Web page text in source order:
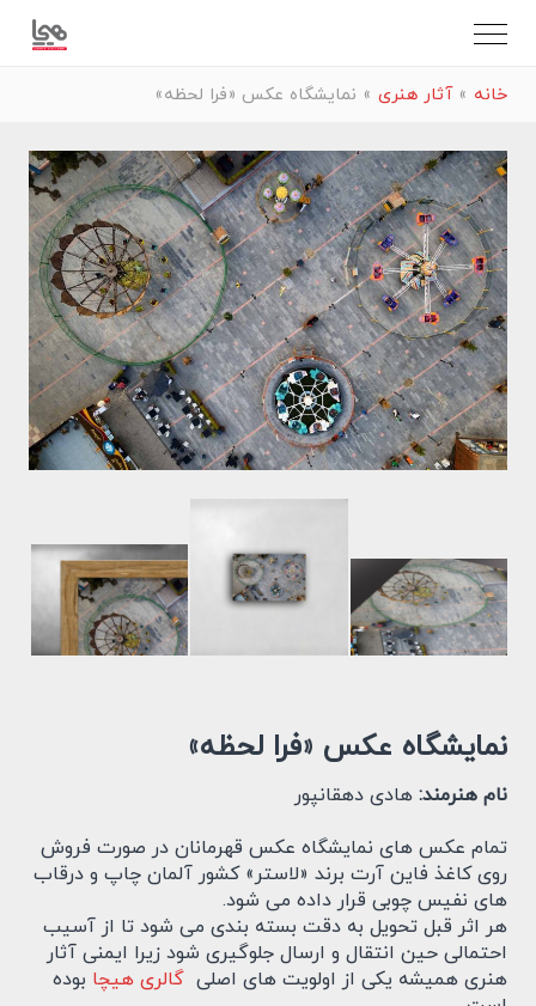
خانه »آثار هنری » نمایشگاه عکس «فرا لحظه»
نمایشگاه عکس «فرا لحظه»
نام هنرمند:هادی دهقانپور
تمام عکس های نمایشگاه عکس قهرمانان در صورت فروش
روی کاغذ فاین آرت برند «لاستر» کشور آلمان چاپ و درقاب
های نفیس چوبی قرار داده می شود.
هر اثر قبل تحویل به دقت بسته بندی می شود تا از آسیب
احتمالی حین انتقال و ارسال جلوگیری شود زیرا ایمنی آثار
هنری همیشه یکی از اولویت های اصلی گالری هیچا بوده